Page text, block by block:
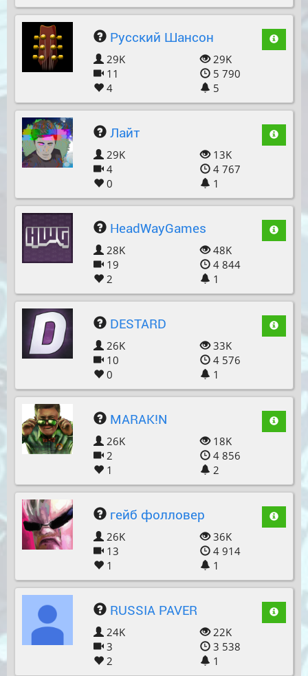
Русский Шансон
29K
11
4
29K
5 790
5
Лайт
29K
4
0
13K
4 767
1
HeadWayGames
28K
19
2
48K
4 844
1
DESTARD
26K
10
0
33K
4 576
1
MARAK!N
26K
2
1
18K
4 856
2
гейб фолловер
26K
13
1
36K
4 914
1
RUSSIA PAVER
24K
3
2
22K
3 538
1